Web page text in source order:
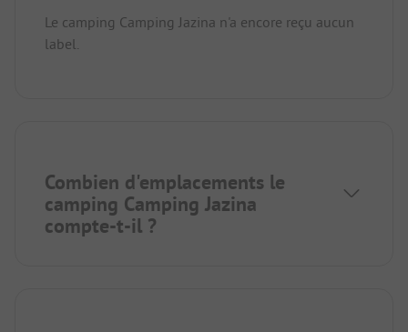
Le camping Camping Jazina n'a encore reçu aucun
label.
Combien d'emplacements le
camping Camping Jazina
compte-t-il ?